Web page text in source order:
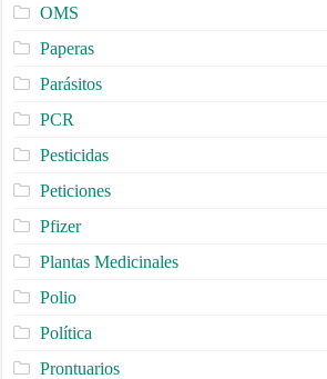
OMS
Paperas
Parásitos
PCR
Pesticidas
Peticiones
Pfizer
Plantas Medicinales
Polio
Política
Prontuarios